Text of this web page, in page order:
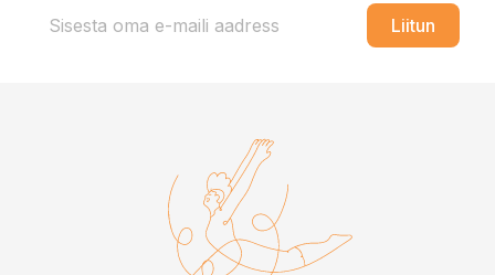
Liitun